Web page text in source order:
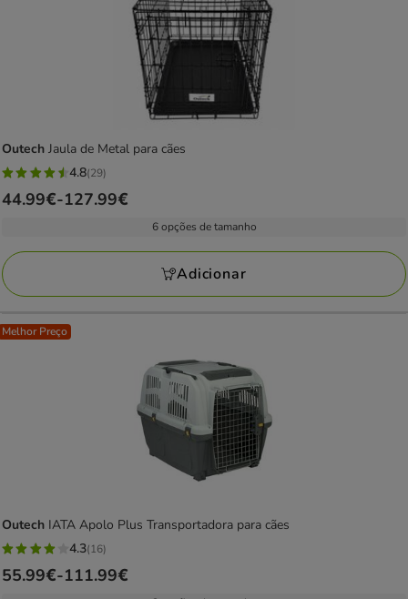
Outech Jaula de Metal para cães
4.8
estrelas
29
avaliações
4.8(29)
Preço
a
127.99€
44.99€-127.99€
6 opções de tamanho
Adicionar
Melhor Preço
Outech IATA Apolo Plus Transportadora para cães
4.3
estrelas
4.3(16)
Preço
55.99€-111.99€